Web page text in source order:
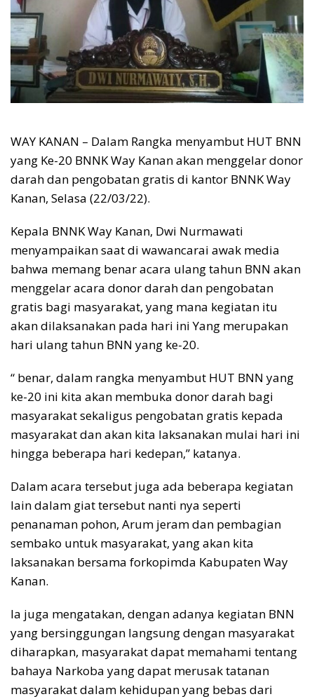
WAY KANAN – Dalam Rangka menyambut HUT BNN
yang Ke-20 BNNK Way Kanan akan menggelar donor
darah dan pengobatan gratis di kantor BNNK Way
Kanan, Selasa (22/03/22).
Kepala BNNK Way Kanan, Dwi Nurmawati
menyampaikan saat di wawancarai awak media
bahwa memang benar acara ulang tahun BNN akan
menggelar acara donor darah dan pengobatan
gratis bagi masyarakat, yang mana kegiatan itu
akan dilaksanakan pada hari ini Yang merupakan
hari ulang tahun BNN yang ke-20.
“ benar, dalam rangka menyambut HUT BNN yang
ke-20 ini kita akan membuka donor darah bagi
masyarakat sekaligus pengobatan gratis kepada
masyarakat dan akan kita laksanakan mulai hari ini
hingga beberapa hari kedepan,” katanya.
Dalam acara tersebut juga ada beberapa kegiatan
lain dalam giat tersebut nanti nya seperti
penanaman pohon, Arum jeram dan pembagian
sembako untuk masyarakat, yang akan kita
laksanakan bersama forkopimda Kabupaten Way
Kanan.
Ia juga mengatakan, dengan adanya kegiatan BNN
yang bersinggungan langsung dengan masyarakat
diharapkan, masyarakat dapat memahami tentang
bahaya Narkoba yang dapat merusak tatanan
masyarakat dalam kehidupan yang bebas dari